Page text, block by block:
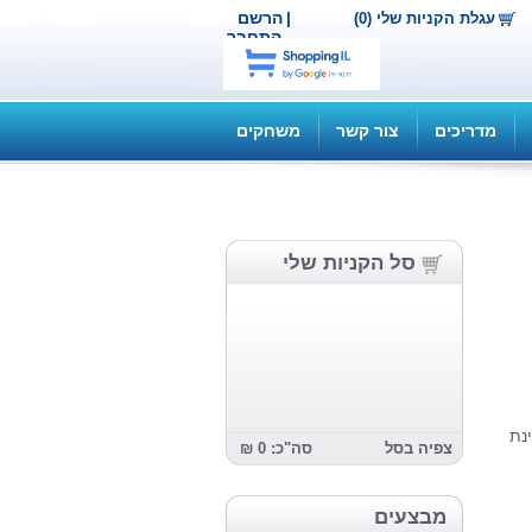
הרשם |
התחבר
עגלת הקניות שלי (0)
מדריכים צור קשר משחקים
סל הקניות שלי
צפיה בסל סה"כ: 0 ₪
מבצעים